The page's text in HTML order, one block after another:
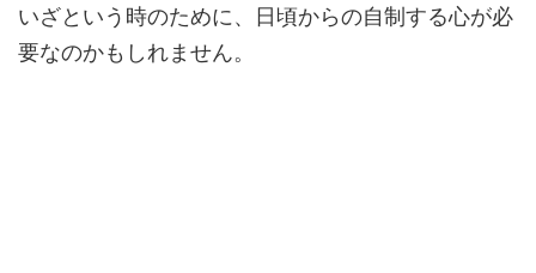
いざという時のために、日頃からの自制する心が必
要なのかもしれません。